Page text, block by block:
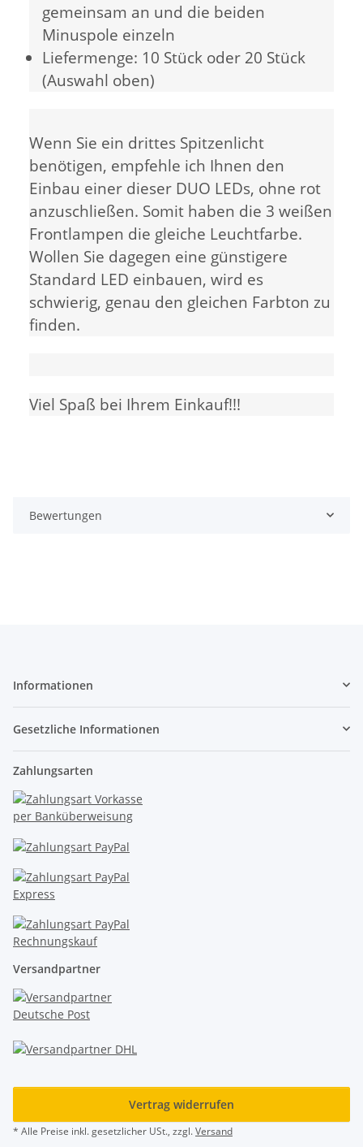
gemeinsam an und die beiden
Minuspole einzeln
Liefermenge: 10 Stück oder 20 Stück
(Auswahl oben)
Wenn Sie ein drittes Spitzenlicht
benötigen, empfehle ich Ihnen den
Einbau einer dieser DUO LEDs, ohne rot
anzuschließen. Somit haben die 3 weißen
Frontlampen die gleiche Leuchtfarbe.
Wollen Sie dagegen eine günstigere
Standard LED einbauen, wird es
schwierig, genau den gleichen Farbton zu
finden.
Viel Spaß bei Ihrem Einkauf!!!
Bewertungen
Informationen
Gesetzliche Informationen
Zahlungsarten
Versandpartner
Vertrag widerrufen
* Alle Preise inkl. gesetzlicher USt., zzgl.Versand